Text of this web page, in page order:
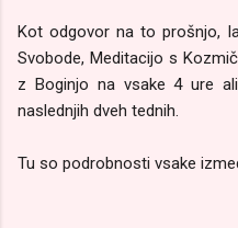
Kot odgovor na to prošnjo,
Svobode, Meditacijo s
z Boginjo na vsake 4 ure
naslednjih dveh tednih.
Tu so podrobnosti vsake